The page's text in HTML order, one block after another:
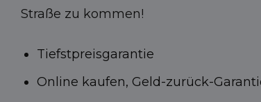
Straße zu kommen!
Tiefstpreisgarantie
Online kaufen, Geld-zurück-